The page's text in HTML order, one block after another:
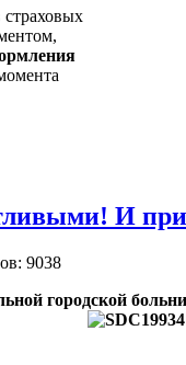
И
9038
городской